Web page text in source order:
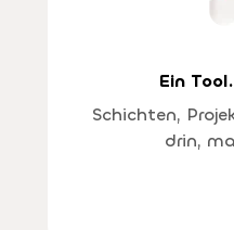
Ein
Schichten,
drin,